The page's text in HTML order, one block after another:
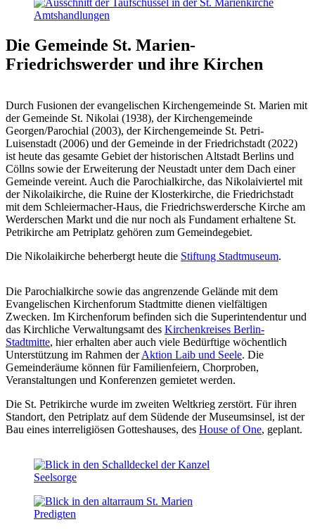
Amts­handlungen
Die Gemeinde St. Marien-
Friedrichswerder und ihre Kirchen
Durch Fusionen der evangelischen Kirchengemeinde St. Marien mit
der Gemeinde St. Nikolai (1938), der Kirchengemeinde
Georgen/Parochial (2003), der Kirchengemeinde St. Petri-
Luisenstadt (2006) und der Gemeinde in der Friedrichstadt (2022)
ist heute das gesamte Gebiet der historischen Altstadt Berlins und
Cöllns sowie der Erweiterung der Neustadt unter dem Dach einer
Gemeinde vereint. Auch die Parochialkirche, das Nikolaiviertel mit
der Nikolaikirche, die Ruine der Klosterkirche, die Friedrichstadt
mit dem Schleiermacher-Haus, die Friedrichswerdersche Kirche am
Werderschen Markt und die nur noch als Fundament erhaltene St.
Petrikirche am Petriplatz gehören zum Gemeindegebiet.
Die Nikolaikirche beherbergt heute die Stiftung Stadtmuseum.
Die Parochialkirche sowie das angrenzende Gelände mit dem
Evangelischen Kirchenforum Stadtmitte dienen vielfältigen
Zwecken. Im Kirchenforum befinden sich die Superintendentur und
das Kirchliche Verwaltungsamt des Kirchenkreises Berlin-
Stadtmitte, hier erhalten aber auch viele Bedürftige wöchentlich
Unterstützung im Rahmen derAktion Laib und Seele. Die
Gemeinderäume können für Familienfeiern, Chorproben,
Veranstaltungen und Konferenzen gemietet werden.
Die St. Petrikirche wurde im zweiten Weltkrieg zerstört. Für ihren
Standort, den Petriplatz auf dem Südende der Museumsinsel, ist der
Bau eines interreligiösen Gotteshauses, des House of One, geplant.
Seelsorge
Predigten